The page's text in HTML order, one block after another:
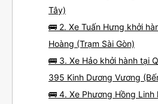
Tây)
🚌 2. Xe Tuấn Hưng khởi
Hoàng (Trạm Sài Gòn)
🚌 3. Xe Hảo khởi hành tại
395 Kinh Dương Vương
🚌 4. Xe Phương Hồng Linh